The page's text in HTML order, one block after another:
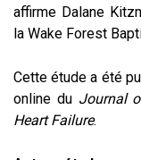
affirme Dalane
la Wake Forest
Cette étude a été
online du Journal
Heart Failure.